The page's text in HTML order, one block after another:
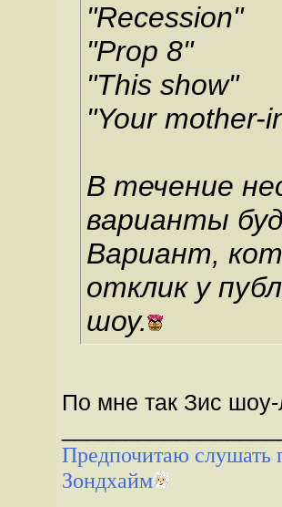
"Recession"
"Prop 8"
"This show"
"Your mother-
В течение
варианты
Вариант,
отклик у
шоу.
По мне так Зис
Предпочитаю слушать
Зондхайм